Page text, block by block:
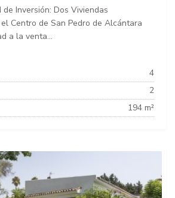
Inversión: Dos Viviendas
Centro de San Pedro de Alcántara
a la venta...
4
2
194 m²